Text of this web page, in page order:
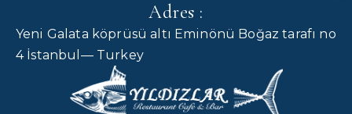
Adres :
Yeni Galata köprüsü altı Eminönü Boğaz tarafı no
4 İstanbul— Turkey